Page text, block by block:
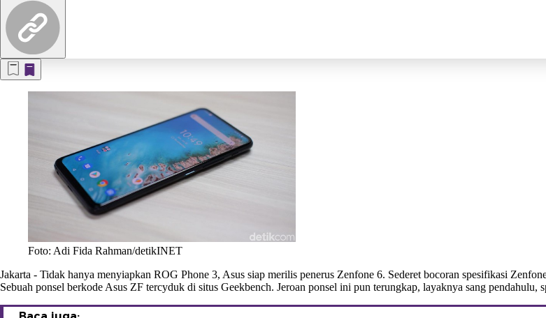
Foto: Adi Fida Rahman/detikINET
Jakarta - Tidak hanya menyiapkan ROG Phone 3, Asus siap merilis penerus Zenfone 6. Sederet bocoran spesifikasi
Sebuah ponsel berkode Asus ZF tercyduk di situs Geekbench. Jeroan ponsel ini pun terungkap, layaknya sang pendahulu,